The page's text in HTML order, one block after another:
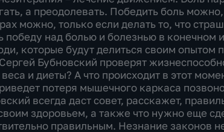
а преодолевать. Победить боль
можно, только если делать то, что
над болью и болезнью в конечном
которые будут делиться своим опытом
Бубновский проверят
и диеты? А что происходит в этот
потеря мышечного каркаса
всегда даст совет, расскажет,
здоровьем, а также что нужно еще
правильным. Незнание законов